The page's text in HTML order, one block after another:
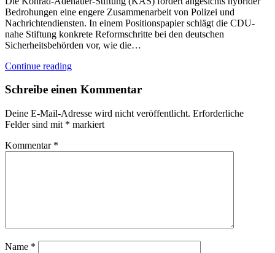
Bedrohungen eine engere Zusammenarbeit von Polizei und
Nachrichtendiensten. In einem Positionspapier schlägt die CDU-
nahe Stiftung konkrete Reformschritte bei den deutschen
Sicherheitsbehörden vor, wie die…
Continue reading
Schreibe einen Kommentar
Deine E-Mail-Adresse wird nicht veröffentlicht. Erforderliche
Felder sind mit * markiert
Kommentar *
Name *